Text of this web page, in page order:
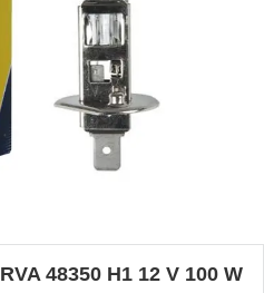
48350 H1 12 V 100 W